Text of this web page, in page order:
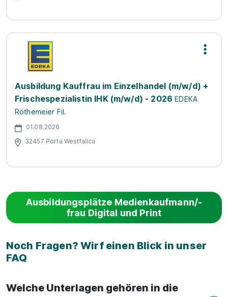
Ausbildung Kauffrau im Einzelhandel (m/w/d) +
Frischespezialistin IHK (m/w/d) - 2026 EDEKA
Röthemeier Fil.
01.08.2026
32457 Porta Westfalica
Ausbildungsplätze Medienkaufmann/-
frau Digital und Print
Noch Fragen? Wirf einen Blick in unser
FAQ
Welche Unterlagen gehören in die